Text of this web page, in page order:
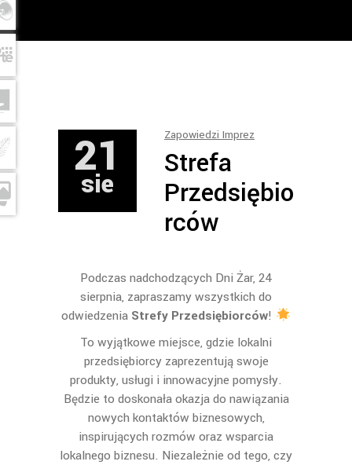
21
sie
Zapowiedzi Imprez
Strefa
Przedsiębio
rców
Podczas nadchodzących Dni Żar, 24
sierpnia, zapraszamy wszystkich do
odwiedzenia Strefy Przedsiębiorców!
To wyjątkowe miejsce, gdzie lokalni
przedsiębiorcy zaprezentują swoje
produkty, usługi i innowacyjne pomysły.
Będzie to doskonała okazja do nawiązania
nowych kontaktów biznesowych,
inspirujących rozmów oraz wsparcia
lokalnego biznesu. Niezależnie od tego, czy